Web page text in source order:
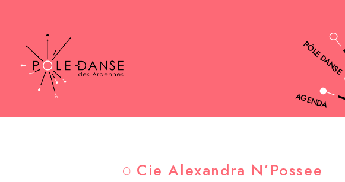
AGENDA
PÔLE DANSE
Cie Alexandra N’Possee